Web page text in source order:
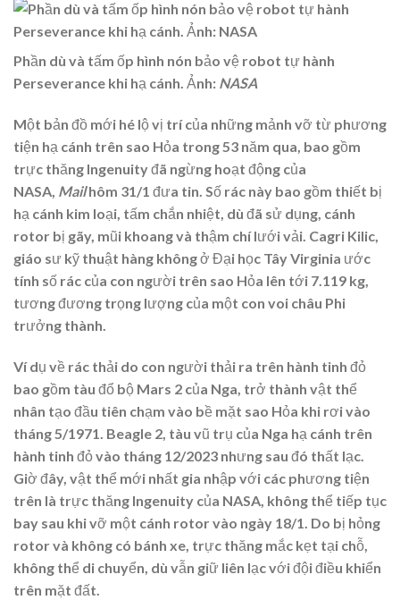
Phần dù và tấm ốp hình nón bảo vệ robot tự hành
Perseverance khi hạ cánh. Ảnh: NASA
Một bản đồ mới hé lộ vị trí của những mảnh vỡ từ phương
tiện hạ cánh trên sao Hỏa trong 53 năm qua, bao gồm
trực thăng Ingenuity đã ngừng hoạt động của
NASA, Mailhôm 31/1 đưa tin. Số rác này bao gồm thiết bị
hạ cánh kim loại, tấm chắn nhiệt, dù đã sử dụng, cánh
rotor bị gãy, mũi khoang và thậm chí lưới vải. Cagri Kilic,
giáo sư kỹ thuật hàng không ở Đại học Tây Virginia ước
tính số rác của con người trên sao Hỏa lên tới 7.119 kg,
tương đương trọng lượng của một con voi châu Phi
trưởng thành.
Ví dụ về rác thải do con người thải ra trên hành tinh đỏ
bao gồm tàu đổ bộ Mars 2 của Nga, trở thành vật thể
nhân tạo đầu tiên chạm vào bề mặt sao Hỏa khi rơi vào
tháng 5/1971. Beagle 2, tàu vũ trụ của Nga hạ cánh trên
hành tinh đỏ vào tháng 12/2023 nhưng sau đó thất lạc.
Giờ đây, vật thể mới nhất gia nhập với các phương tiện
trên là trực thăng Ingenuity của NASA, không thể tiếp tục
bay sau khi vỡ một cánh rotor vào ngày 18/1. Do bị hỏng
rotor và không có bánh xe, trực thăng mắc kẹt tại chỗ,
không thể di chuyển, dù vẫn giữ liên lạc với đội điều khiển
trên mặt đất.